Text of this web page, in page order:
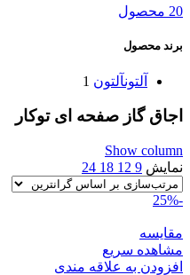
20 محصول
برند محصول
آلتونآلتون 1
اجاق گاز صفحه ای توکار
Show column
نمایش 9
12
18
24
-25%
مقایسه
مشاهده سریع
افزودن به علاقه مندی